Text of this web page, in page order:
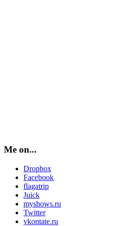
Me on...
Dropbox
Facebook
flagatrip
Juick
myshows.ru
Twitter
vkontate.ru